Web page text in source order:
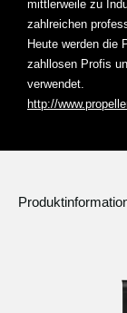
mittlerweile zu
zahlreichen
Heute werden die
zahllosen Profis
verwendet.
http://